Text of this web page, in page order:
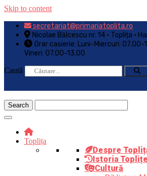
Skip to content
secretariat@primariatoplita.ro
Nicolae Bălcescu nr. 14 • Toplița •
Orar casierie: Luni-Miercuri:
Vineri: 07.00-13.00
Caută
Toplița
Despre
Istoria
Cultură